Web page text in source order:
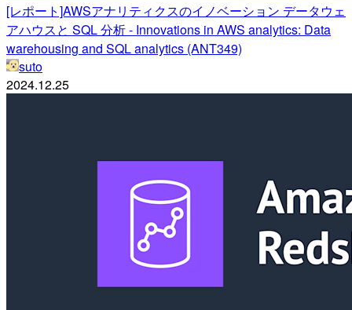
[レポート]AWSアナリティクスのイノベーション データウェ
アハウスと SQL 分析 - Innovations in AWS analytics: Data
warehousing and SQL analytics (ANT349)
suto
2024.12.25